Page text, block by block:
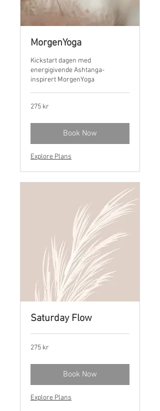
MorgenYoga
Kickstart dagen med
energigivende Ashtanga-
inspirert MorgenYoga
275
norske
275 kr
Book Now
Explore Plans
Saturday Flow
275
norske
275 kr
Book Now
Explore Plans